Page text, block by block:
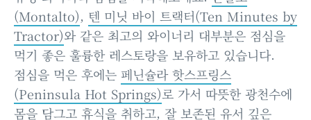
(Montalto), 텐 미닛 바이 트랙터(Ten Minutes by
Tractor)와 같은 최고의 와이너리 대부분은 점심을
먹기 좋은 훌륭한 레스토랑을 보유하고 있습니다.
점심을 먹은 후에는 페닌슐라 핫스프링스
(Peninsula Hot Springs)로 가서 따뜻한 광천수에
몸을 담그고 휴식을 취하고, 잘 보존된 유서 깊은